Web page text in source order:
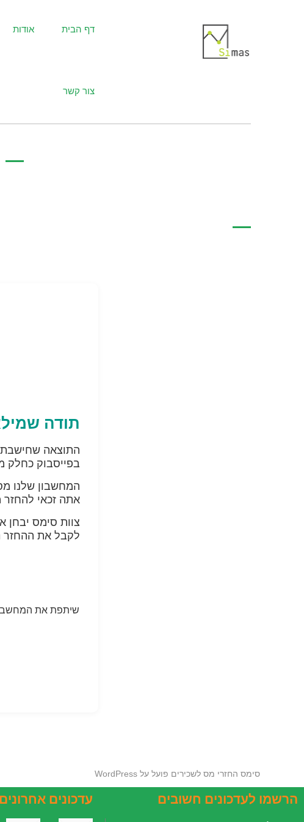
דף הבית אודות
צור קשר
תודה
התוצאה שחישבת
בפייסבוק כחלק
המחשבון שלנו
אתה זכאי להחזר
צוות סימס יבחן
לקבל את ההחזר
שיתפת את
סימס החזרי מס לשכירים פועל על WordPress
הרשמו לעדכונים חשובים עדכונים אחרונים